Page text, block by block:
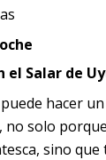
el Salar de
hacer
no solo
sino que